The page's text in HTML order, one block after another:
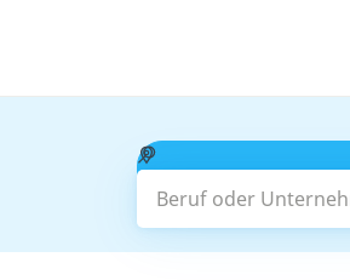
Beruf oder
Suchen